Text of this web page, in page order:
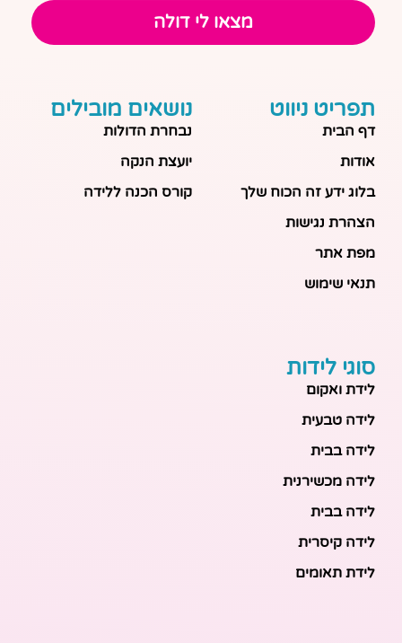
מצאו לי דולה
תפריט ניווט
דף הבית
אודות
בלוג ידע זה הכוח שלך
הצהרת נגישות
מפת אתר
תנאי שימוש
נושאים מובילים
נבחרת הדולות
יועצת הנקה
קורס הכנה ללידה
סוגי לידות
לידת ואקום
לידה טבעית
לידה בבית
לידה מכשירנית
לידה בבית
לידה קיסרית
לידת תאומים